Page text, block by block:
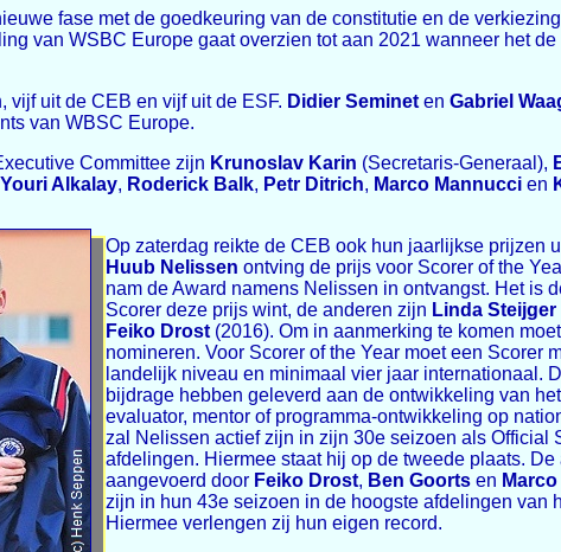
fase met de goedkeuring van de constitutie en de
van WSBC Europe gaat overzien tot aan 2021 wanneer het
vijf uit de CEB en vijf uit de ESF. Didier Seminet en Gabriel
van WBSC Europe.
Committee zijn Krunoslav Karin (Secretaris-Generaal),
Youri Alkalay, Roderick Balk, Petr Ditrich, Marco Mannucci en
Op zaterdag reikte de CEB ook hun jaarlijkse prijzen
Huub Nelissen ontving de prijs voor Scorer of the
nam de Award namens Nelissen in ontvangst. Het is
Scorer deze prijs wint, de anderen zijn Linda Steijger
Feiko Drost (2016). Om in aanmerking te komen
nomineren. Voor Scorer of the Year moet een Scorer
landelijk niveau en minimaal vier jaar internationaal.
bijdrage hebben geleverd aan de ontwikkeling van
evaluator, mentor of programma-ontwikkeling op
zal Nelissen actief zijn in zijn 30e seizoen als Official
afdelingen. Hiermee staat hij op de tweede plaats.
aangevoerd door Feiko Drost, Ben Goorts en
zijn in hun 43e seizoen in de hoogste afdelingen van
Hiermee verlengen zij hun eigen record.